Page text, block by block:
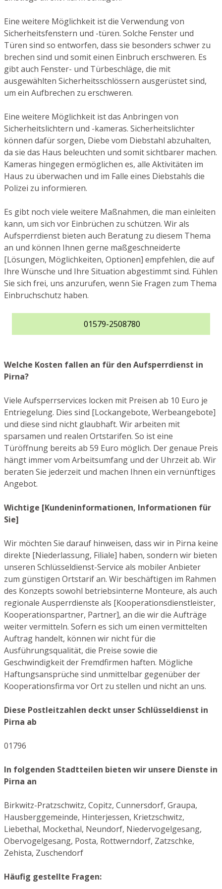
Eine weitere Möglichkeit ist die Verwendung von
Sicherheitsfenstern und -türen. Solche Fenster und
Türen sind so entworfen, dass sie besonders schwer zu
brechen sind und somit einen Einbruch erschweren. Es
gibt auch Fenster- und Türbeschläge, die mit
ausgewählten Sicherheitsschlössern ausgerüstet sind,
um ein Aufbrechen zu erschweren.
Eine weitere Möglichkeit ist das Anbringen von
Sicherheitslichtern und -kameras. Sicherheitslichter
können dafür sorgen, Diebe vom Diebstahl abzuhalten,
da sie das Haus beleuchten und somit sichtbarer machen.
Kameras hingegen ermöglichen es, alle Aktivitäten im
Haus zu überwachen und im Falle eines Diebstahls die
Polizei zu informieren.
Es gibt noch viele weitere Maßnahmen, die man einleiten
kann, um sich vor Einbrüchen zu schützen. Wir als
Aufsperrdienst bieten auch Beratung zu diesem Thema
an und können Ihnen gerne maßgeschneiderte
[Lösungen, Möglichkeiten, Optionen] empfehlen, die auf
Ihre Wünsche und Ihre Situation abgestimmt sind. Fühlen
Sie sich frei, uns anzurufen, wenn Sie Fragen zum Thema
Einbruchschutz haben.
01579-2508780
Welche Kosten fallen an für den Aufsperrdienst in
Pirna?
Viele Aufsperrservices locken mit Preisen ab 10 Euro je
Entriegelung. Dies sind [Lockangebote, Werbeangebote]
und diese sind nicht glaubhaft. Wir arbeiten mit
sparsamen und realen Ortstarifen. So ist eine
Türöffnung bereits ab 59 Euro möglich. Der genaue Preis
hängt immer vom Arbeitsumfang und der Uhrzeit ab. Wir
beraten Sie jederzeit und machen Ihnen ein vernünftiges
Angebot.
Wichtige [Kundeninformationen, Informationen für
Sie]
Wir möchten Sie darauf hinweisen, dass wir in Pirna keine
direkte [Niederlassung, Filiale] haben, sondern wir bieten
unseren Schlüsseldienst-Service als mobiler Anbieter
zum günstigen Ortstarif an. Wir beschäftigen im Rahmen
des Konzepts sowohl betriebsinterne Monteure, als auch
regionale Ausperrdienste als [Kooperationsdienstleister,
Kooperationspartner, Partner], an die wir die Aufträge
weiter vermitteln. Sofern es sich um einen vermittelten
Auftrag handelt, können wir nicht für die
Ausführungsqualität, die Preise sowie die
Geschwindigkeit der Fremdfirmen haften. Mögliche
Haftungsansprüche sind unmittelbar gegenüber der
Kooperationsfirma vor Ort zu stellen und nicht an uns.
Diese Postleitzahlen deckt unser Schlüsseldienst in
Pirna ab
01796
In folgenden Stadtteilen bieten wir unsere Dienste in
Pirna an
Birkwitz-Pratzschwitz, Copitz, Cunnersdorf, Graupa,
Hausberggemeinde, Hinterjessen, Krietzschwitz,
Liebethal, Mockethal, Neundorf, Niedervogelgesang,
Obervogelgesang, Posta, Rottwerndorf, Zatzschke,
Zehista, Zuschendorf
Häufig gestellte Fragen: